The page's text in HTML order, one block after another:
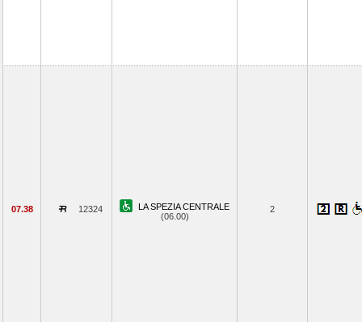
07.38 12324
LA SPEZIA CENTRALE
(06.00)
2